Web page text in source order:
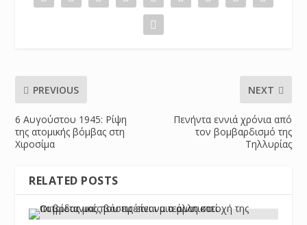
PREVIOUS
6 Αυγούστου 1945: Ρίψη
της ατομικής βόμβας στη
Χιροσίμα
NEXT
Πενήντα εννιά χρόνια από
τον βομβαρδισμό της
Τηλλυρίας
RELATED POSTS